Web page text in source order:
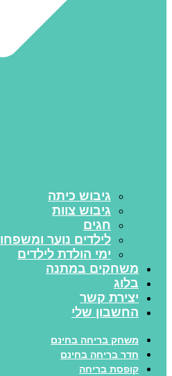
גיבוש כיתה
גיבוש צוות
חגים
לילדים נוער ומשפחות
ימי הולדת לילדים
משחקים במתנה
בלוג
יצירת קשר
החשבון שלי
משחק בריחה בחינם
חדר בריחה בחינם
קופסת בריחה